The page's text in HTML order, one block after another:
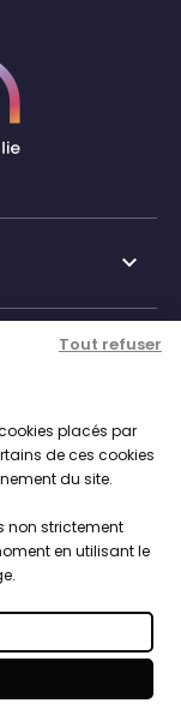
placés par
de ces cookies
du site.
non strictement
en utilisant le
Tout refuser




durable
une